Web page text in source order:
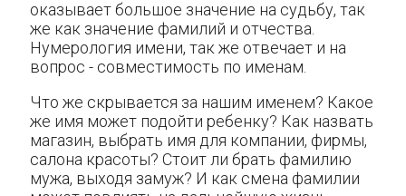
оказывает большое значение на судьбу, так
же как значение фамилий и отчества.
Нумерология имени, так же отвечает и на
вопрос - совместимость по именам.
Что же скрывается за нашим именем? Какое
же имя может подойти ребенку? Как назвать
магазин, выбрать имя для компании, фирмы,
салона красоты? Стоит ли брать фамилию
мужа, выходя замуж? И как смена фамилии